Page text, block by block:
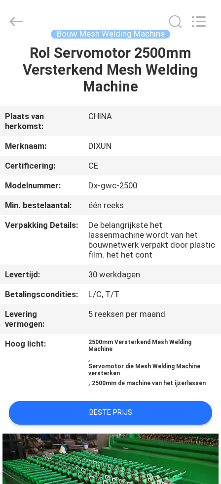
HUIS
VR
TOON
ONGEVEER
ONS
FABRIEKSREIS
KWALITEITSCONTROLE
CONTACTEER
ONS
VERZOEK
OM EEN
PRIVACY
POLICY
Mesh
Products
Bouw Mesh Welding Machine
Rol Servomotor 2500mm
Versterkend Mesh Welding
Machine
Plaats van
herkomst:
CHINA
Merknaam:
DIXUN
Certificering:
CE
Modelnummer:
Dx-gwc-2500
Min. bestelaantal:
één reeks
Verpakking Details:
De belangrijkste het
lassenmachine wordt van het
bouwnetwerk verpakt door plastic
film. het het cont
Levertijd:
30 werkdagen
Betalingscondities:
L/C, T/T
Levering
vermogen:
5 reeksen per maand
Hoog licht:
2500mm Versterkend Mesh Welding
Machine
,
Servomotor die Mesh Welding Machine
versterken
, 2500mm de machine van het ijzerlassen
BESTE PRIJS